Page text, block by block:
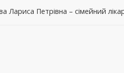
Лариса Петрівна – сімейний